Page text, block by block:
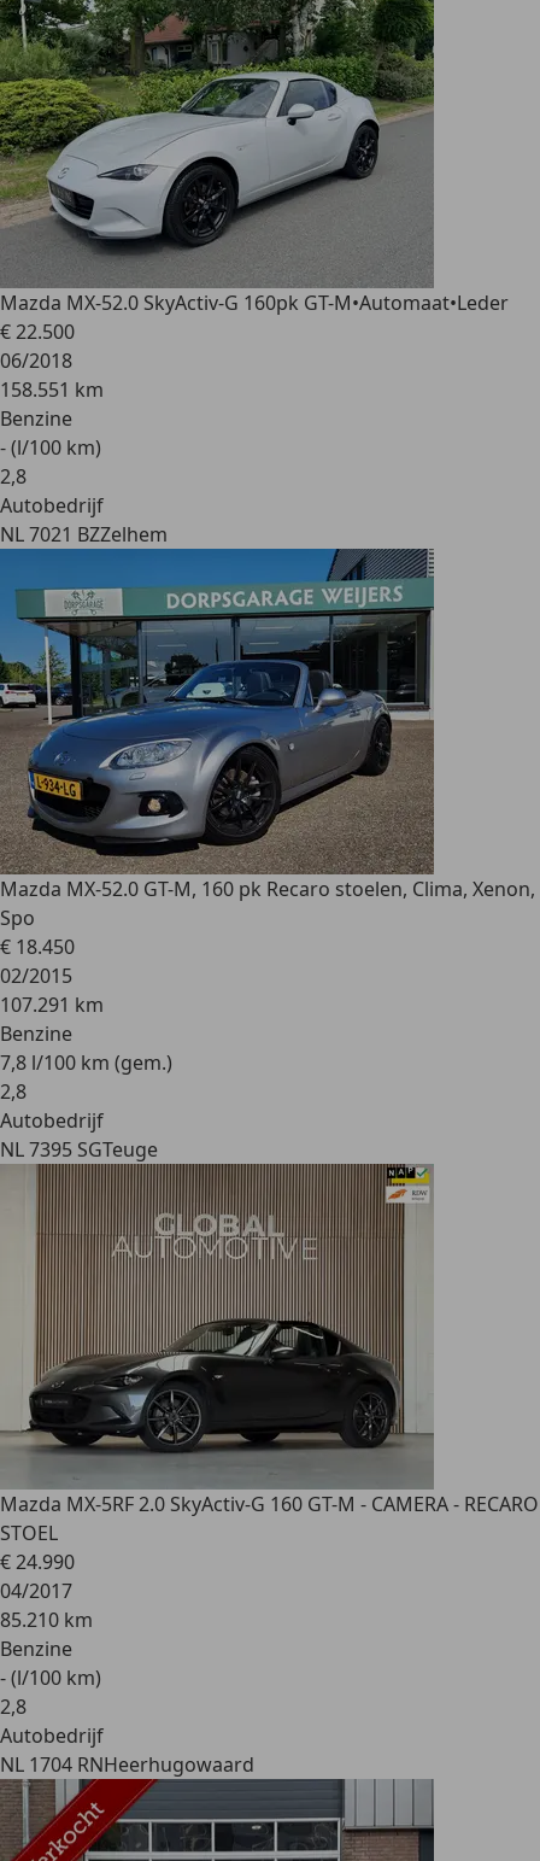
Mazda MX-52.0 SkyActiv-G 160pk GT-M•Automaat•Leder
€ 22.500
06/2018
158.551 km
Benzine
- (l/100 km)
2,8
Autobedrijf
NL 7021 BZZelhem
Mazda MX-52.0 GT-M, 160 pk Recaro stoelen, Clima, Xenon,
Spo
€ 18.450
02/2015
107.291 km
Benzine
7,8 l/100 km (gem.)
2,8
Autobedrijf
NL 7395 SGTeuge
Mazda MX-5RF 2.0 SkyActiv-G 160 GT-M - CAMERA - RECARO
STOEL
€ 24.990
04/2017
85.210 km
Benzine
- (l/100 km)
2,8
Autobedrijf
NL 1704 RNHeerhugowaard